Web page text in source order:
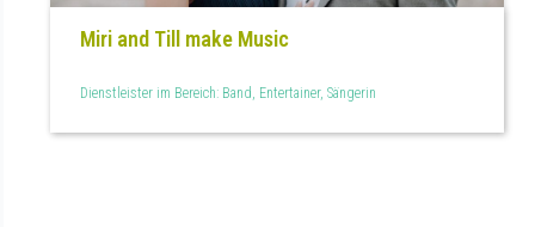
Miri and Till make Music
Dienstleister im Bereich: Band, Entertainer, Sängerin